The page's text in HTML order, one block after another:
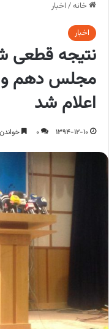
خانه/ اخبار
اخبار
نتیجه قطعی
مجلس دهم و
اعلام شد
1394-12-10
0 خواندن این